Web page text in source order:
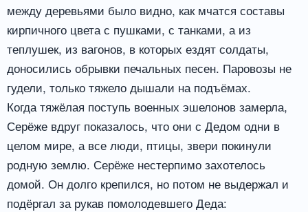
между деревьями было видно, как мчатся составы
кирпичного цвета с пушками, с танками, а из
теплушек, из вагонов, в которых ездят солдаты,
доносились обрывки печальных песен. Паровозы не
гудели, только тяжело дышали на подъёмах.
Когда тяжёлая поступь военных эшелонов замерла,
Серёже вдруг показалось, что они с Дедом одни в
целом мире, а все люди, птицы, звери покинули
родную землю. Серёже нестерпимо захотелось
домой. Он долго крепился, но потом не выдержал и
подёргал за рукав помолодевшего Деда: